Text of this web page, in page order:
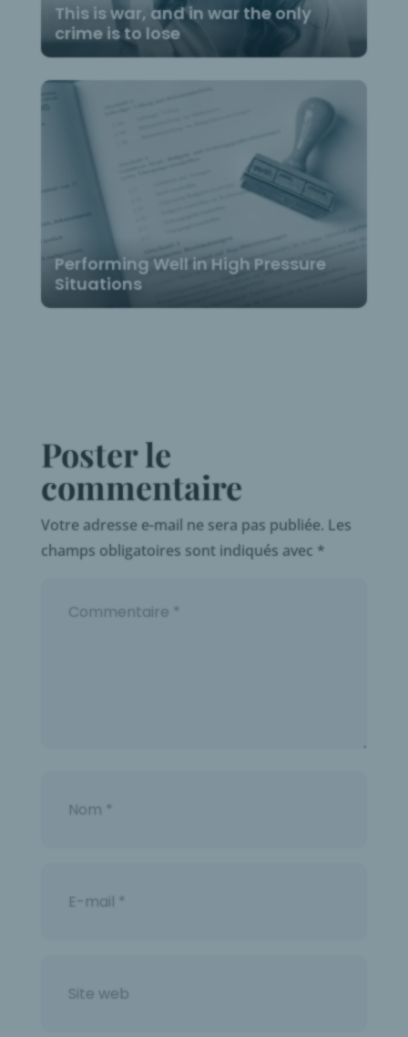
This is war, and in war the only
crime is to lose
Performing Well in High Pressure
Situations
Poster le
commentaire
Votre adresse e-mail ne sera pas publiée. Les
champs obligatoires sont indiqués avec *